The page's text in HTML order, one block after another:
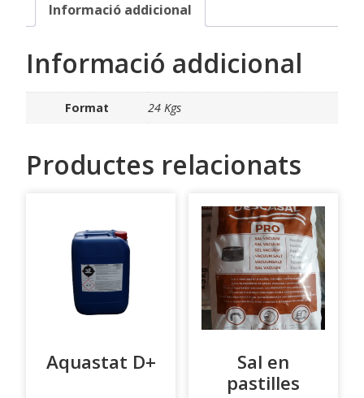
Informació addicional
Informació addicional
Format 24 Kgs
Productes relacionats
Aquastat D+
Sal en
pastilles